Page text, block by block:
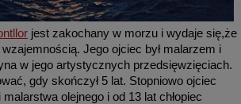
jest zakochany w morzu i wydaje się,że
Jego ojciec był malarzem i
w jego artystycznych przedsięwzięciach.
gdy skończył 5 lat. Stopniowo ojciec
olejnego i od 13 lat chłopiec